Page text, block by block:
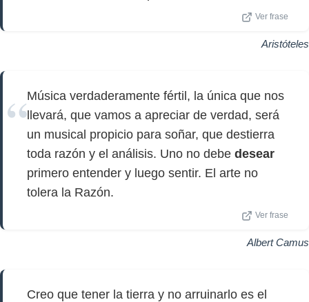
Ver frase
Aristóteles
Música verdaderamente fértil, la única que nos
llevará, que vamos a apreciar de verdad, será
un musical propicio para soñar, que destierra
toda razón y el análisis. Uno no debe desear
primero entender y luego sentir. El arte no
tolera la Razón.
Ver frase
Albert Camus
Creo que tener la tierra y no arruinarlo es el